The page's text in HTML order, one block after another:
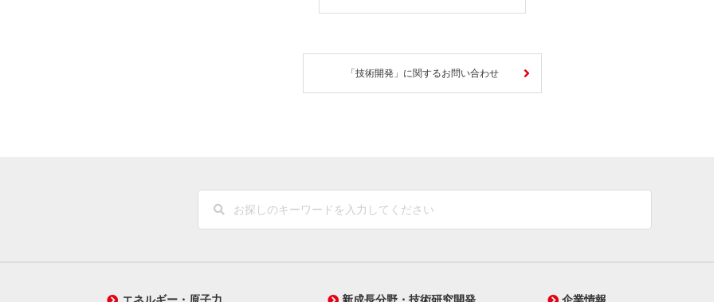
「技術開発」に関するお問い合わせ
エネルギー・原子力 新成長分野・技術研究開発 企業情報